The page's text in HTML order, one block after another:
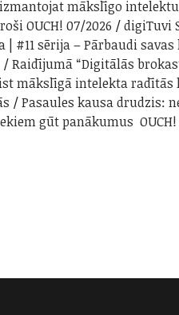
mākslīgo
OUCH! 07/2026
digiTuvi
| #11 sērija – Pārbaudi
Raidījumā “Digitālās
mākslīgā intelekta radītās
Pasaules kausa drudzis:
gūt panākumus OUCH!